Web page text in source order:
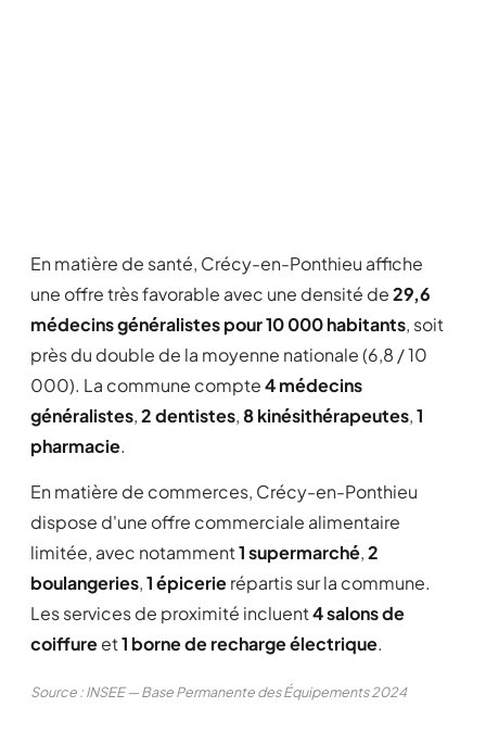
En matière de santé, Crécy-en-Ponthieu affiche
une offre très favorable avec une densité de29,6
médecins généralistes pour 10 000 habitants, soit
près du double de la moyenne nationale (6,8 / 10
000). La commune compte4 médecins
généralistes,2 dentistes,8 kinésithérapeutes,1
pharmacie.
En matière de commerces, Crécy-en-Ponthieu
dispose d'une offre commerciale alimentaire
limitée, avec notamment1 supermarché,2
boulangeries,1 épicerierépartis sur la commune.
Les services de proximité incluent4 salons de
coiffureet1 borne de recharge électrique.
Source : INSEE — Base Permanente des Équipements 2024